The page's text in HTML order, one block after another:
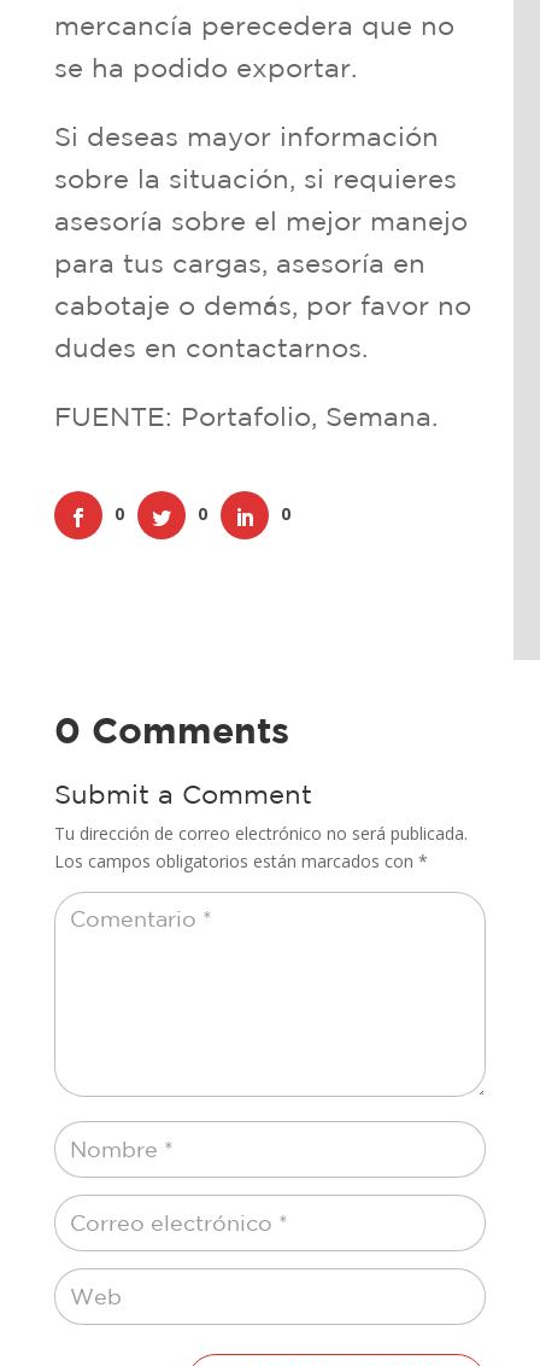
mercancía perecedera que no
se ha podido exportar.
Si deseas mayor información
sobre la situación, si requieres
asesoría sobre el mejor manejo
para tus cargas, asesoría en
cabotaje o demás, por favor no
dudes en contactarnos.
FUENTE: Portafolio, Semana.
0 0 0
0 Comments
Submit a Comment
Tu dirección de correo electrónico no será publicada.
Los campos obligatorios están marcados con *